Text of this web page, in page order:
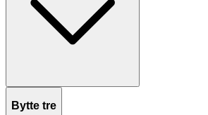
Bytte tre